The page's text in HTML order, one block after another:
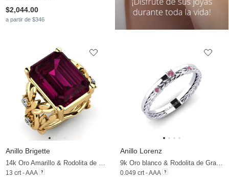
$2,044.00
a partir de $346
Anillo Brigette
13 crt - AAA
Anillo Lorenz
0.049 crt - AAA